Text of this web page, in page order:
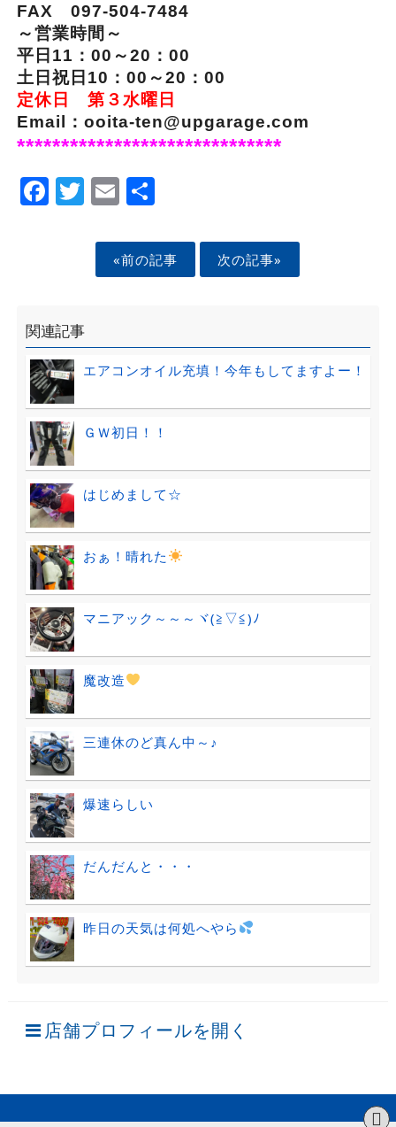
FAX 097-504-7484
～営業時間～
平日11：00～20：00
土日祝日10：00～20：00
定休日 第３水曜日
Email：ooita-ten@upgarage.com
******************************
Facebook
Twitter
EmailShare
«前の記事 次の記事»
関連記事
エアコンオイル充填！今年もしてますよー！
ＧＷ初日！！
はじめまして☆
おぁ！晴れた
マニアック～～～ヾ(≧▽≦)ﾉ
魔改造
三連休のど真ん中～♪
爆速らしい
だんだんと・・・
昨日の天気は何処へやら
店舗プロフィールを開く